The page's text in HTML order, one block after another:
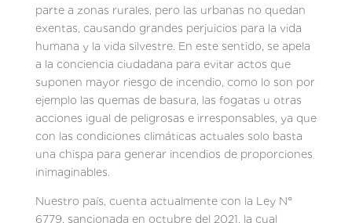
parte a zonas rurales, pero las urbanas no quedan
exentas, causando grandes perjuicios para la vida
humana y la vida silvestre. En este sentido, se apela
a la conciencia ciudadana para evitar actos que
suponen mayor riesgo de incendio, como lo son por
ejemplo las quemas de basura, las fogatas u otras
acciones igual de peligrosas e irresponsables, ya que
con las condiciones climáticas actuales solo basta
una chispa para generar incendios de proporciones
inimaginables.
Nuestro país, cuenta actualmente con la Ley N°
6779, sancionada en octubre del 2021, la cual